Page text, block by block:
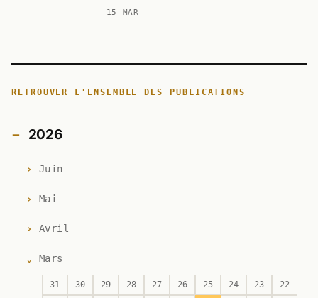
15 MAR
RETROUVER L'ENSEMBLE DES PUBLICATIONS
2026
Juin
Mai
Avril
Mars
31 30 29 28 27 26 25 24 23 22